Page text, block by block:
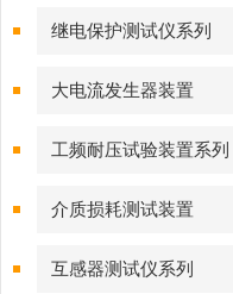
继电保护测试仪系列
大电流发生器装置
工频耐压试验装置系列
介质损耗测试装置
互感器测试仪系列